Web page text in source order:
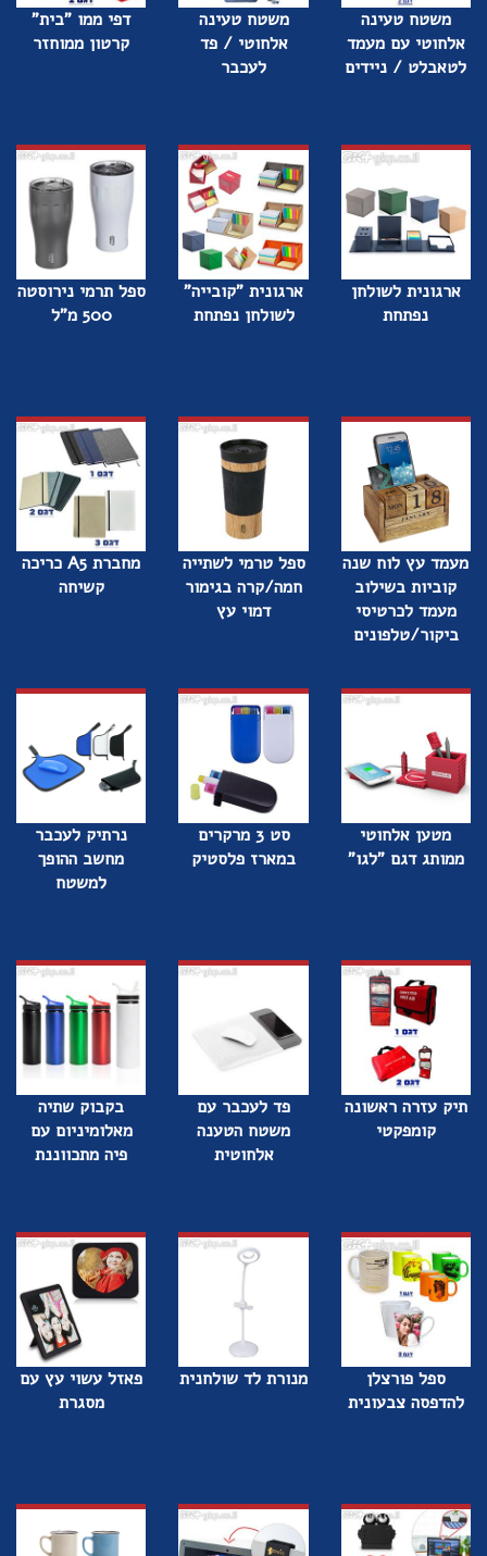
משטח טעינה
אלחוטי עם מעמד
לטאבלט / ניידים
משטח טעינה
אלחוטי / פד
לעכבר
דפי ממו "בית"
קרטון ממוחזר
ארגונית לשולחן
נפתחת
ארגונית "קובייה"
לשולחן נפתחת
ספל תרמי נירוסטה
500 מ"ל
מעמד עץ לוח שנה
קוביות בשילוב
מעמד לכרטיסי
ביקור/טלפונים
ספל טרמי לשתייה
חמה/קרה בגימור
דמוי עץ
מחברת A5 כריכה
קשיחה
מטען אלחוטי
ממותג דגם "לגו"
סט 3 מרקרים
במארז פלסטיק
נרתיק לעכבר
מחשב ההופך
למשטח
תיק עזרה ראשונה
קומפקטי
פד לעכבר עם
משטח הטענה
אלחוטית
בקבוק שתיה
מאלומיניום עם
פיה מתכווננת
ספל פורצלן
להדפסה צבעונית
מנורת לד שולחנית
פאזל עשוי עץ עם
מסגרת